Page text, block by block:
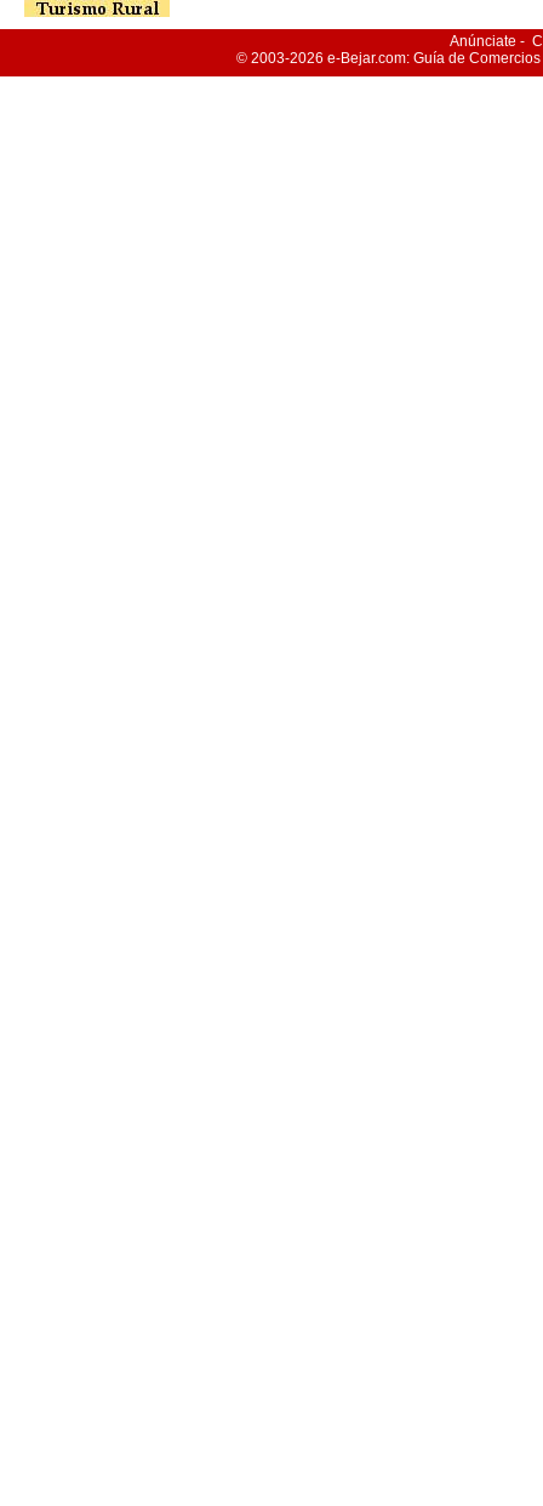
Anúnciate -
© 2003-2026 e-Bejar.com: Guía de